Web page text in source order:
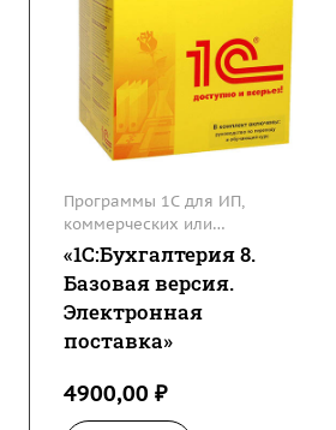
Программы 1С для ИП,
коммерческих или
некоммерческих организаций
«1С:Бухгалтерия 8.
Базовая версия.
Электронная
поставка»
4900,00 ₽